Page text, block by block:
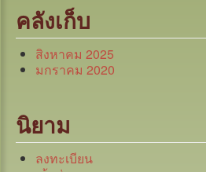
แบบประเมินความพึงพอใจ
กระดานถาม-ตอบ
ITA
คลังเก็บ
สิงหาคม 2025
มกราคม 2020
นิยาม
ลงทะเบียน